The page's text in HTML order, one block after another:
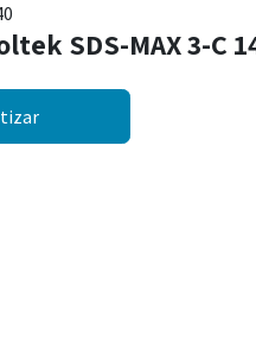
SDS-MAX 3-C